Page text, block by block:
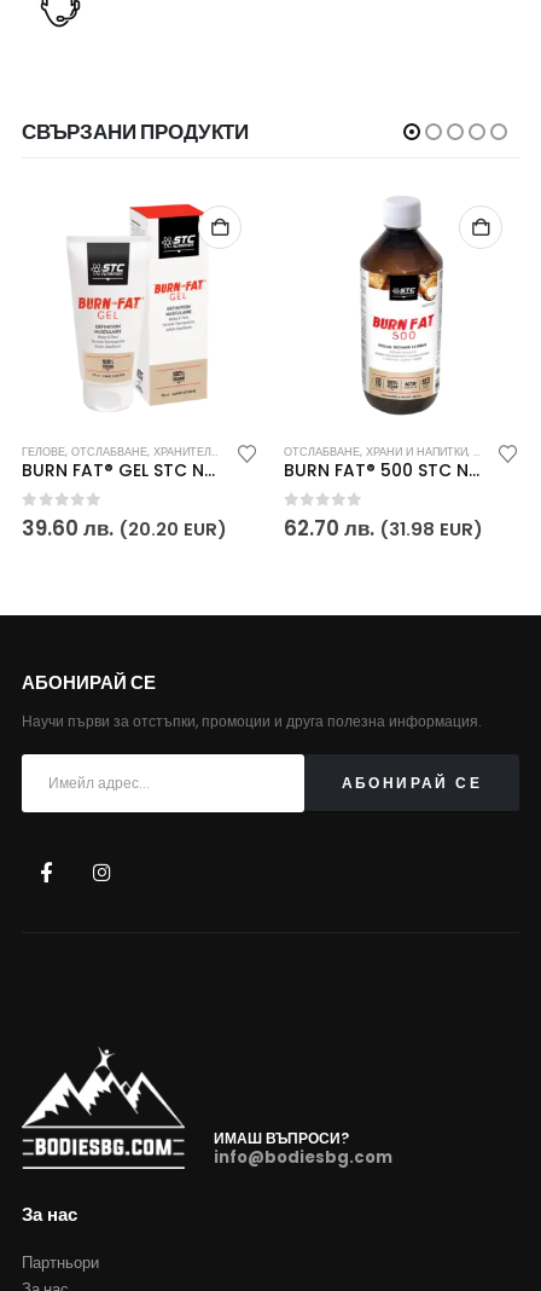
СВЪРЗАНИ ПРОДУКТИ
,ХРАНИ И НАПИТКИ,ХРАНИТЕЛНИ ДОБАВКИ
ГЕЛОВЕ,ОТСЛАБВАНЕ,ХРАНИТЕЛНИ ДОБАВКИ
BURN FAT® GEL STC Nutrition
0 out of 5
39.60лв. (20.20 EUR)
ОТСЛАБВАНЕ, ХРАНИ И НАПИТКИ,
BURN FAT® 500 STC Nutrition
0out of 5
62.70 лв. (31.98 EUR)
АБОНИРАЙ СЕ
Научи първи за отстъпки, промоции и друга полезна информация.
ИМАШ ВЪПРОСИ?
info@bodiesbg.com
За нас
Партньори